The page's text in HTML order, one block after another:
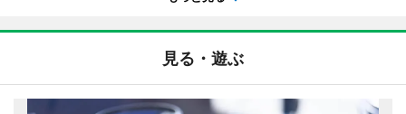
見る・遊ぶ